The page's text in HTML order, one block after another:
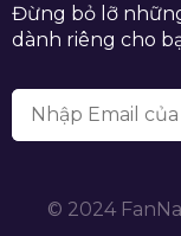
Đừng bỏ lỡ
dành riêng cho
© 2024